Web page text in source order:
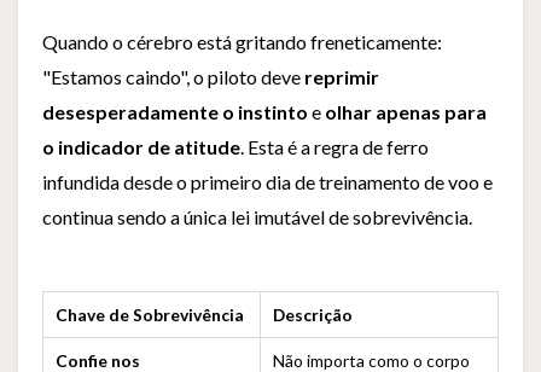
Quando o cérebro está gritando freneticamente:
"Estamos caindo", o piloto deve reprimir
desesperadamente o instinto e olhar apenas para
o indicador de atitude . Esta é a regra de ferro
infundida desde o primeiro dia de treinamento de voo e
continua sendo a única lei imutável de sobrevivência.
Chave de Sobrevivência Descrição
Confie nos Não importa como o corpo